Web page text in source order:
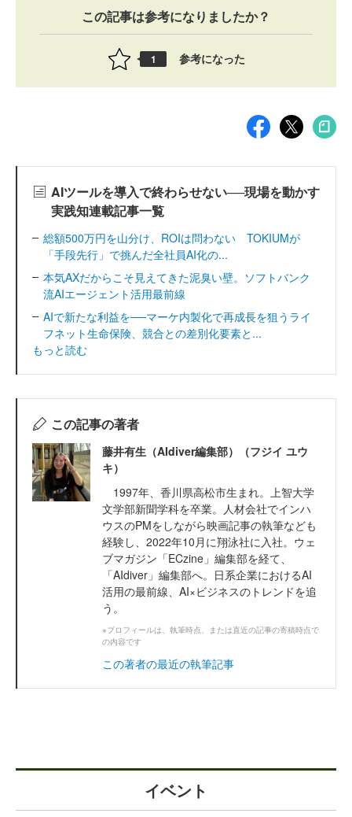
この記事は参考になりましたか？
1 参考になった
AIツールを導入で終わらせない──現場を動かす
実践知連載記事一覧
総額500万円を山分け、ROIは問わない TOKIUMが
「手段先行」で挑んだ全社員AI化の...
本気AXだからこそ見えてきた泥臭い壁。ソフトバンク
流AIエージェント活用最前線
AIで新たな利益を──マーケ内製化で再成長を狙うライ
フネット生命保険、競合との差別化要素と...
もっと読む
この記事の著者
藤井有生（AIdiver編集部）（フジイ ユウ
キ）
1997年、香川県高松市生まれ。上智大学
文学部新聞学科を卒業。人材会社でインハ
ウスのPMをしながら映画記事の執筆なども
経験し、2022年10月に翔泳社に入社。ウェ
ブマガジン「ECzine」編集部を経て、
「AIdiver」編集部へ。日系企業におけるAI
活用の最前線、AI×ビジネスのトレンドを追
う。
※プロフィールは、執筆時点、または直近の記事の寄稿時点で
の内容です
この著者の最近の執筆記事
イベント